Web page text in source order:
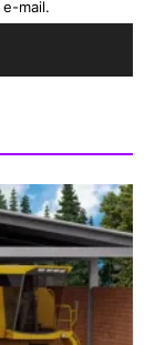
mail.